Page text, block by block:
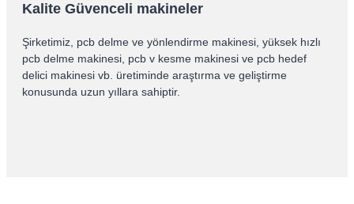
Kalite Güvenceli makineler
Şirketimiz, pcb delme ve yönlendirme makinesi, yüksek hızlı
pcb delme makinesi, pcb v kesme makinesi ve pcb hedef
delici makinesi vb. üretiminde araştırma ve geliştirme
konusunda uzun yıllara sahiptir.